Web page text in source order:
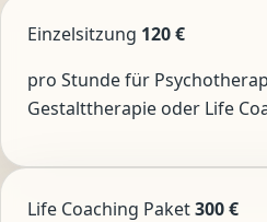
Einzelsitzung 120 €
pro Stunde für
Gestalttherapie oder Life
Life Coaching Paket300 €